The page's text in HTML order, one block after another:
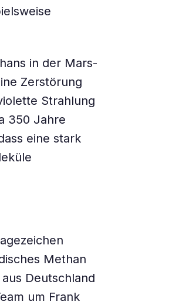
in der Mars-
Zerstörung
Strahlung
350 Jahre
eine stark
Methan
Deutschland
um Frank